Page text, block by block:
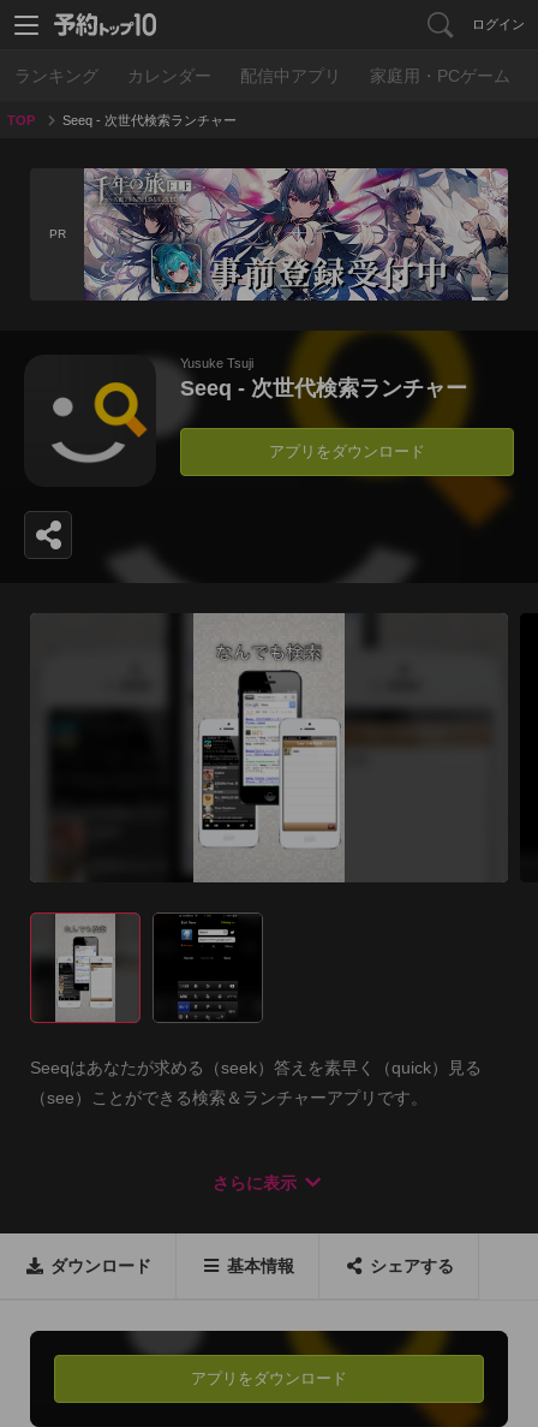
ログイン
ランキング カレンダー 配信中アプリ 家庭用・PCゲーム
TOP Seeq - 次世代検索ランチャー
PR
Yusuke Tsuji
Seeq - 次世代検索ランチャー
アプリをダウンロード
Seeqはあなたが求める（seek）答えを素早く（quick）見る
（see）ことができる検索＆ランチャーアプリです。
ーで開いたりすることができます。
◆検索できるもの
シピ、地図、お店、商品、などなど無限大です。
さらに表示
ダウンロード 基本情報 シェアする
アプリをダウンロード